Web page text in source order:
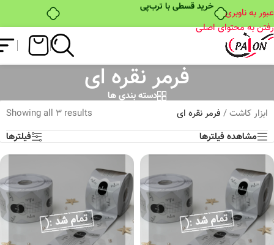
خرید قسطی با ترب‌پی
عبور به ناوبری
رفتن به محتوای اصلی
فرمر نقره ای
دسته بندی ها
ابزار کاشت/ فرمر نقره ای
Showing all 3 results
مشاهده فیلترها
فیلترها